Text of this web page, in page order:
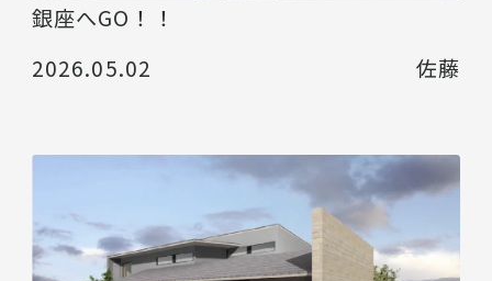
銀座へGO！！
2026.05.02
佐藤